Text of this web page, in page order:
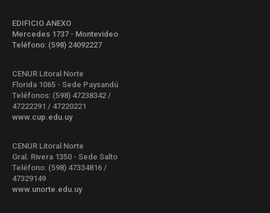
EDIFICIO ANEXO
Mercedes 1737 - Montevideo
Teléfono: (598) 24092227
CENUR Litoral Norte
Florida 1065 - Sede Paysandú
Teléfonos: (598) 47238342 /
47222291 / 47220221
www.cup.edu.uy
CENUR Litoral Norte
Gral. Rivera 1350 - Sede Salto
Teléfono: (598) 47334816 /
47329149
www.unorte.edu.uy